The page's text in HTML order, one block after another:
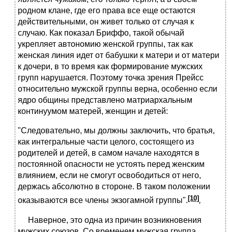
родном клане, где его права все еще остаются
действительными, он живет только от случая к
случаю. Как показал Бриффо, такой обычай
укрепляет автономию женской группы, так как
женская линия идет от бабушки к матери и от матери
к дочери, в то время как формирование мужских
групп нарушается. Поэтому точка зрения Прейсс
относительно мужской группы верна, особенно если
ядро общины представлено матриархальным
континуумом матерей, женщин и детей:
"Следовательно, мы должны заключить, что братья,
как интегральные части целого, состоящего из
родителей и детей, в самом начале находятся в
постоянной опасности не устоять перед женским
влиянием, если не смогут освободиться от него,
держась абсолютно в стороне. В таком положении
оказываются все члены экзогамной группы".[10],
Наверное, это одна из причин возникновения